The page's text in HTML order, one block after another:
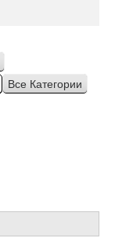
Все Категории